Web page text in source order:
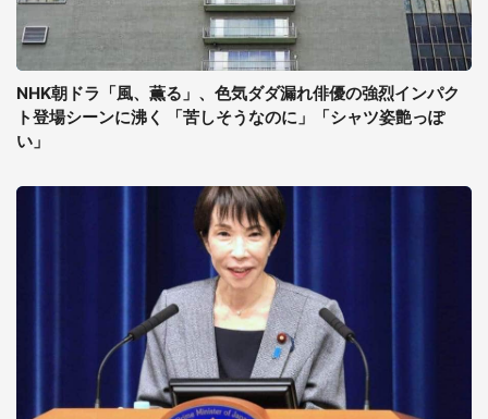
NHK朝ドラ「風、薫る」、色気ダダ漏れ俳優の強烈インパク
ト登場シーンに沸く 「苦しそうなのに」「シャツ姿艶っぽ
い」